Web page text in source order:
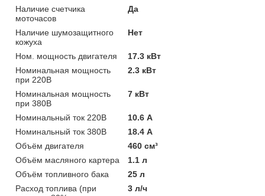
Наличие счетчика
моточасов
Да
Наличие шумозащитного
кожуха
Нет
Ном. мощность двигателя
17.3 кВт
Номинальная мощность
при 220В
2.3 кВт
Номинальная мощность
при 380В
7 кВт
Номинальный ток 220В
10.6 А
Номинальный ток 380В
18.4 А
Объём двигателя
460 см³
Объём масляного картера
1.1 л
Объём топливного бака
25 л
Расход топлива (при
3 л/ч